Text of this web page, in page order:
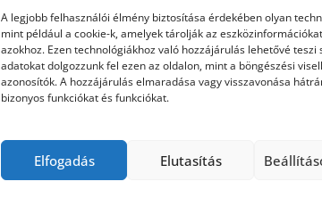
A legjobb felhasználói élmény biztosítása érdekében olyan
mint például a cookie-k, amelyek tárolják az
azokhoz. Ezen technológiákhoz való hozzájárulás lehetővé teszi
adatokat dolgozzunk fel ezen az oldalon, mint a böngészési
azonosítók. A hozzájárulás elmaradása vagy visszavonása
bizonyos funkciókat és funkciókat.
Elfogadás Elutasítás
Szórakozás
Táskák
Vásárlás-Eladás